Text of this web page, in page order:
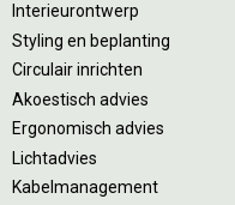
Interieurontwerp
Styling en beplanting
Circulair inrichten
Akoestisch advies
Ergonomisch advies
Lichtadvies
Kabelmanagement